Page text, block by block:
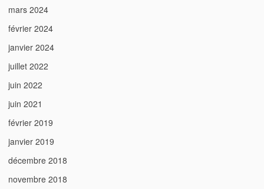
mars 2024
février 2024
janvier 2024
juillet 2022
juin 2022
juin 2021
février 2019
janvier 2019
décembre 2018
novembre 2018